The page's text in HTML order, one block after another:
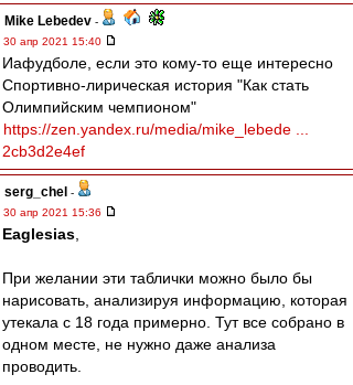
Mike Lebedev -
30 апр 2021 15:40
Иафудболе, если это кому-то еще интересно
Спортивно-лирическая история "Как стать
Олимпийским чемпионом"
https://zen.yandex.ru/media/mike_lebede ...
2cb3d2e4ef
serg_chel -
30 апр 2021 15:36
Eaglesias
При желании эти таблички можно было бы
нарисовать, анализируя информацию, которая
утекала с 18 года примерно. Тут все собрано в
одном месте, не нужно даже анализа
проводить.